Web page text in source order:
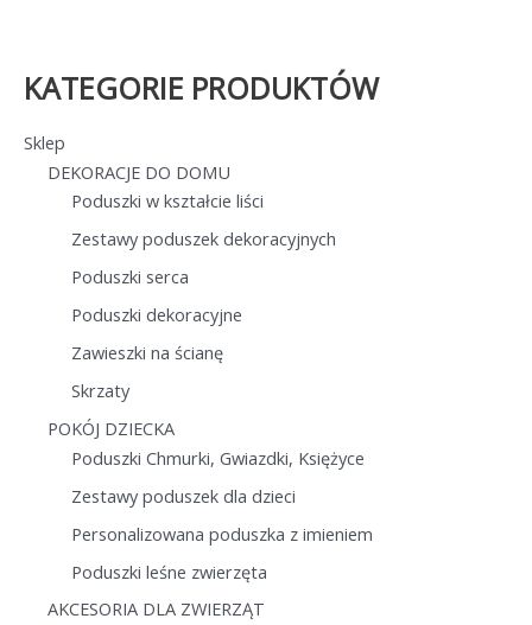
KATEGORIE PRODUKTÓW
Sklep
DEKORACJE DO DOMU
Poduszki w kształcie liści
Zestawy poduszek dekoracyjnych
Poduszki serca
Poduszki dekoracyjne
Zawieszki na ścianę
Skrzaty
POKÓJ DZIECKA
Poduszki Chmurki, Gwiazdki, Księżyce
Zestawy poduszek dla dzieci
Personalizowana poduszka z imieniem
Poduszki leśne zwierzęta
AKCESORIA DLA ZWIERZĄT